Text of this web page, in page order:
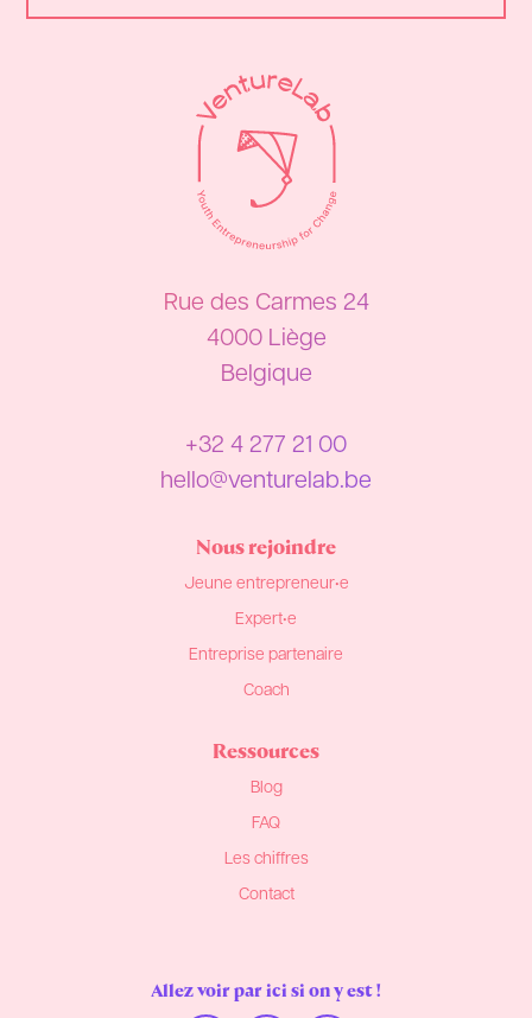
Nous rejoindre
Jeune entrepreneur•e
Expert•e
Entreprise partenaire
Coach
Ressources
Blog
FAQ
Les chiffres
Contact
Rue des Carmes 24
4000 Liège
Belgique
+32 4 277 21 00
hello@venturelab.be
Allez voir par ici si on y est !